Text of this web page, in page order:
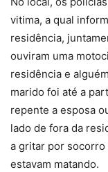
vitima, a qual
residência,
ouviram uma
residência e
marido foi até a
repente a esposa
lado de fora da
a gritar por socorro
estavam matando.